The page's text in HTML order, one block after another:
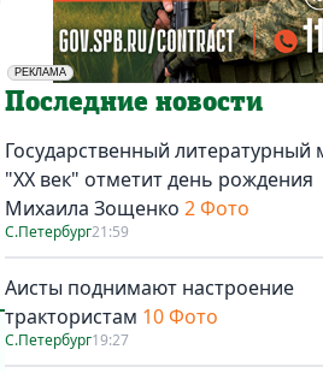
РЕКЛАМА
Социальная реклама
Последние новости
Государственный литературный
"ХХ век" отметит день рождения
Михаила Зощенко 2 Фото
С.Петербург21:59
Аисты поднимают настроение
трактористам 10 Фото
С.Петербург19:27